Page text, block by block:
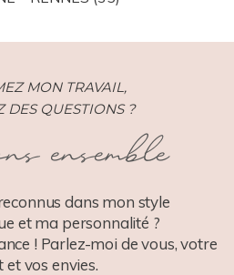
MON TRAVAIL,
DES QUESTIONS ?
ensemble
dans mon style
et ma personnalité ?
! Parlez-moi de vous, votre
et vos envies.